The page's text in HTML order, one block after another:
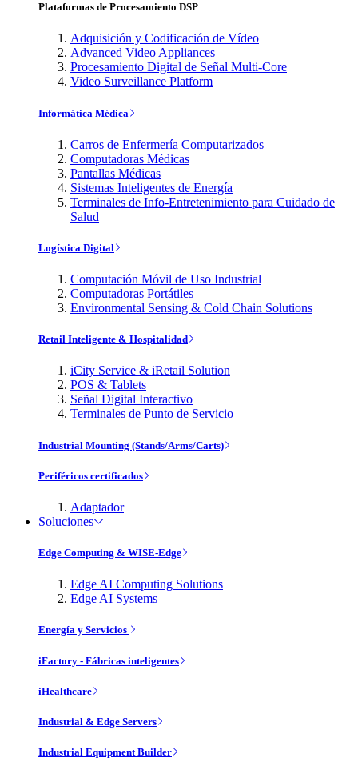
Plataformas de Procesamiento DSP
Adquisición y Codificación de Vídeo
Advanced Video Appliances
Procesamiento Digital de Señal Multi-Core
Video Surveillance Platform
Informática Médica
Carros de Enfermería Computarizados
Computadoras Médicas
Pantallas Médicas
Sistemas Inteligentes de Energía
Terminales de Info-Entretenimiento para Cuidado de
Salud
Logística Digital
Computación Móvil de Uso Industrial
Computadoras Portátiles
Environmental Sensing & Cold Chain Solutions
Retail Inteligente & Hospitalidad
iCity Service & iRetail Solution
POS & Tablets
Señal Digital Interactivo
Terminales de Punto de Servicio
Industrial Mounting (Stands/Arms/Carts)
Periféricos certificados
Adaptador
Soluciones
Edge Computing & WISE-Edge
Edge AI Computing Solutions
Edge AI Systems
Energía y Servicios
iFactory - Fábricas inteligentes
iHealthcare
Industrial & Edge Servers
Industrial Equipment Builder